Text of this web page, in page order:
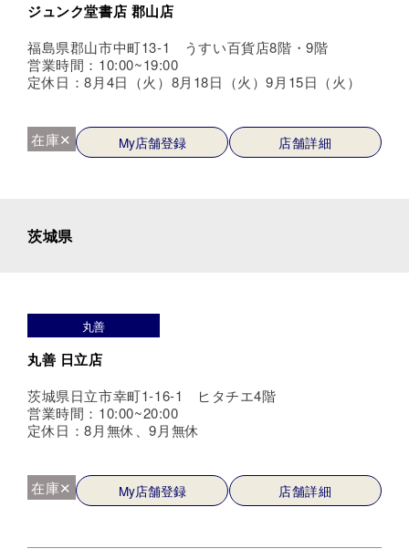
ジュンク堂書店 郡山店
福島県郡山市中町13-1 うすい百貨店8階・9階
営業時間：10:00~19:00
定休日：8月4日（火）8月18日（火）9月15日（火）
在庫✕ My店舗登録 店舗詳細
茨城県
丸善
丸善 日立店
茨城県日立市幸町1-16-1 ヒタチエ4階
営業時間：10:00~20:00
定休日：8月無休、9月無休
在庫✕ My店舗登録 店舗詳細